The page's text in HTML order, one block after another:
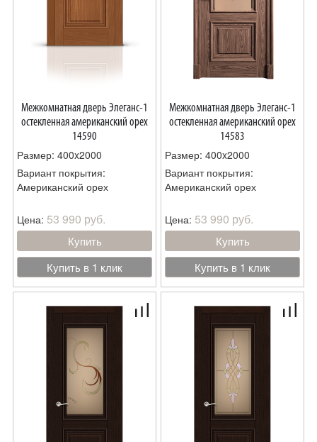
Межкомнатная дверь Элеганс-1
остекленная американский орех
14590
Размер: 400x2000
Вариант покрытия:
Американский орех
Цена: 53 990 руб.
Купить
Купить в 1 клик
Межкомнатная дверь Элеганс-1
остекленная американский орех
14583
Размер: 400x2000
Вариант покрытия:
Американский орех
Цена: 53 990 руб.
Купить
Купить в 1 клик